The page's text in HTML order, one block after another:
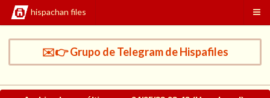
hispachan files
✉️👉 Grupo de Telegram de Hispafiles